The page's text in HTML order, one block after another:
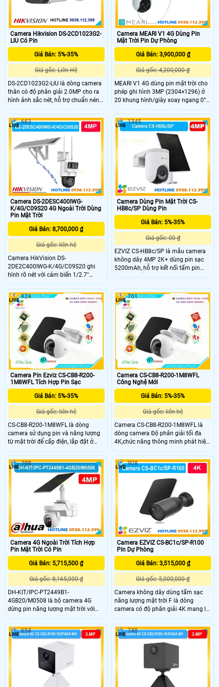
Camera Hikvision DS-2CD1023G2-
LIU Có Pin
Giá Bán: 5%-35%
Giá gốc: Liên Hệ
DS-2CD1023G2-LIU là dòng camera
thân có độ phân giải 2.0MP cho ra
hình ảnh sắc nét, hỗ trợ chuẩn nén
H.265+ giúp tiết kiệm băng thông
khi lưu trữ, tích hợp hồng ngoại 30m
và chống ngược sáng WDr, kèm theo
đấy có trang bị micro và loa giúp
đàm thoại 2 chiều.
Camera MEARI V1 4G Dùng Pin
Mặt Trời Pin Dự Phòng
Giá Bán: 3,900,000 ₫
Giá gốc: 4,200,000 ₫
MEARI V1 4G dùng pin mặt trời cho
phép ghi hình 3MP (2304×1296) ở
20 khung hình/giây xoay ngang 0°–
350° nghiêng –90° đến +30° với góc
nhìn 110°. Ban đêm có ánh sáng
LED màu đến 20m và hồng ngoại
30m và khả năng đàm thoại 2 chiều
tích hợp. Pin trong 10400mAh kèm
tấm pin mặt trời 8W giúp duy trì
hoạt động suốt thời gian dài. Đặc
Biệt, tăng SIM 4G Miển Phí 1 năm
khi mua tại AN THÀNH PHÁT.
Camera DS-2DESC400IWG-
K/4G/C09S20 4G Ngoài Trời Dùng
Pin Mặt Trời
Giá Bán: 8,700,000 ₫
Giá gốc: liên hệ
Camera HikVision DS-
2DE2C400IWG-K/4G/C09S20 ghi
hình rõ nét với cảm biến 1/2.7"
CMOS, độ phân giải 4MP và ống
kính 2.8mm. Tích hợp nguồn pin
90Wh cùng tấm pin năng lượng mặt
trời đảm bảo hoạt động bền bỉ ngay
cả khi mất điện. Kết nối 4G giúp
truyền dữ liệu linh hoạt hỗ trợ đàm
thoại 2 chiều và thẻ nhớ 512GB cho
lưu trữ dài hạn.
663
Camera Dùng Pin Mặt Trời CS-
HB8c/SP Dùng Pin
Giá Bán: 5%-35%
Giá gốc: 00 ₫
EZVIZ CS-HB8c/SP là mẫu camera
không dây 4MP 2K+ dùng pin sạc
5200mAh, hỗ trợ kết nối tấm pin
mặt trời để giám sát liên tục ở khu
xoay ngang 340° và dọc 80° bao
quát không gian rộng hình ảnh sắc
nét cả ngày lẫn đêm.
1345
Camera Pin Ezviz CS-CB8-R200-
1M8WFL Tích Hợp Pin Sạc
Giá Bán: 5%-35%
Giá gốc: liên hệ
CS-CB8-R200-1M8WFL là dòng
camera sử dụng pin và năng lượng
từ mặt trời để cấp điện, lắp đặt ở
những vị trí đặc thù, ống kính có độ
phân giải 8.0MP, trang bị chống
nước chuẩn IP 56, hỗ trợ thẻ nhớ
512Gb, kèm theo đấy là khả năng
quay 360 độ và đàm thoại 2 chiều
trực tiếp
924
Camera CS-CB8-R200-1M8WFL
Công Nghệ Mới
Giá Bán: 5%-35%
Giá gốc: liên hệ
Camera CS-CB8-R200-1M8WFL là
dòng camera Độ phân giải tối đa
4K,chức năng thông minh phát hiện
hình dạng con người, không dây.
Thiết kế khép kín,tích hợp khe cắm
thẻ nhớ Micro SD 512GB,tầm nhìn
ban đêm 15m
761
Camera 4G Ngoài Trời Tích Hợp
Pin Mặt Trời Có Pin
Giá Bán: 5,715,500 ₫
Giá gốc: 8,165,000 ₫
DH-KIT/IPC-PT2449B1-
4GB20/M0508 là bộ camera 4G
dừng pin năng lượng mặt trời với
khả năng ghi hình 4MP đàm thoại 2
chiều, hồng ngoại 30m, chống
ngược sáng DWDR và khả năng lưu
trữ với thẻ nhớ 512GB. Camea này
có tích hợp IP giúp phân biệt người
xe chính xác có thể giám sát từ xa
qua app thích hợp gắn ngoài trời
nhờ IP66 và những nơi không có
788
Camera EZVIZ CS-BC1c/SP-R100
Pin Dự Phòng
Giá Bán: 3,515,000 ₫
Giá gốc: 5,000,000 ₫
Camera không dây dùng tấm sạc
năng lượng mặt trời F là dòng
camera có độ phân giải 4K mang lại
góc nhìn rộng 135°, pin 10400mAh
và chuẩn IP65. Camera hỗ trợ WiFi
lắp đặt dễ dàng,tích hợp đàm thoại
hai chiều và công nghệ AI phát hiện
người thông minh phù hợp lắp đặt
ngoài trời.
908
654 748